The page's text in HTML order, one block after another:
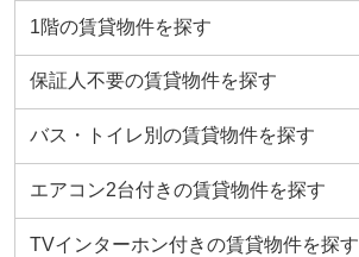
1階の賃貸物件を探す
保証人不要の賃貸物件を探す
バス・トイレ別の賃貸物件を探す
エアコン2台付きの賃貸物件を探す
TVインターホン付きの賃貸物件を探す